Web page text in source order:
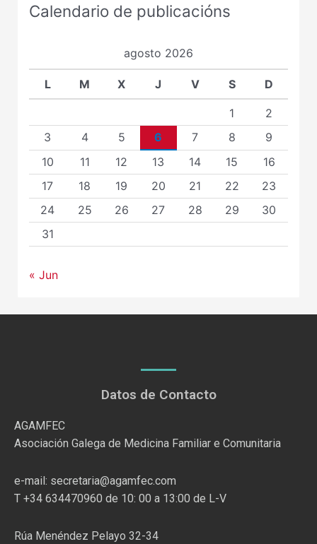
Calendario de publicacións
agosto 2026
L M X J V S D
1
2
3
4 5 6 7 8
9
10
11 12 13 14 15
16
17
18 19 20 21 22
23
24
25 26 27 28 29
30
31
« Jun
Datos de Contacto
AGAMFEC
Asociación Galega de Medicina Familiar e Comunitaria
e-mail: secretaria@agamfec.com
T +34 634470960 de 10: 00 a 13:00 de L-V
Rúa Menéndez Pelayo 32-34